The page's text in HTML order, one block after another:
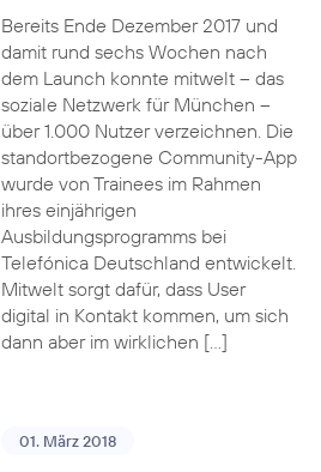
Bereits Ende Dezember 2017 und
damit rund sechs Wochen nach
dem Launch konnte mitwelt – das
soziale Netzwerk für München –
über 1.000 Nutzer verzeichnen. Die
standortbezogene Community-App
wurde von Trainees im Rahmen
ihres einjährigen
Ausbildungsprogramms bei
Telefónica Deutschland entwickelt.
Mitwelt sorgt dafür, dass User
digital in Kontakt kommen, um sich
dann aber im wirklichen […]
01. März 2018